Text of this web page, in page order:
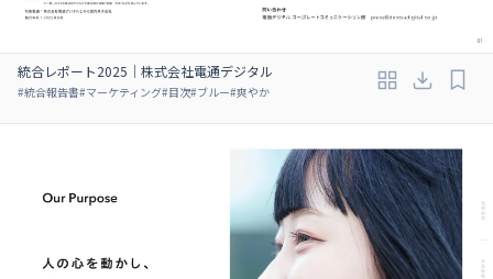
統合レポート2025｜株式会社電通デジタル
#統合報告書#マーケティング#目次#ブルー#爽やか